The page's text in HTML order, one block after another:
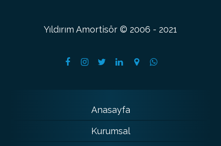
Yıldırım Amortisör © 2006 - 2021
Anasayfa
Kurumsal